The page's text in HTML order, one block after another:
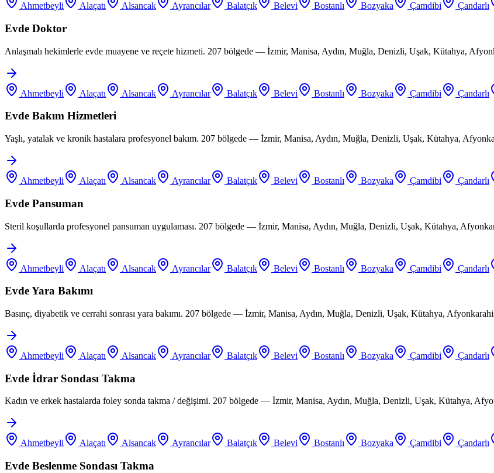
Ahmetbeyli Alaçatı Alsancak Ayrancılar Balatçık Belevi Bostanlı Bozyaka Çamdibi Çandarlı
Evde Doktor
Anlaşmalı hekimlerle evde muayene ve reçete hizmeti. 207 bölgede — İzmir, Manisa, Aydın, Muğla, Denizli, Uşak, Kütahya,
Ahmetbeyli Alaçatı Alsancak Ayrancılar Balatçık Belevi Bostanlı Bozyaka Çamdibi Çandarlı
Evde Bakım Hizmetleri
Yaşlı, yatalak ve kronik hastalara profesyonel bakım. 207 bölgede — İzmir, Manisa, Aydın, Muğla, Denizli, Uşak, Kütahya,
Ahmetbeyli Alaçatı Alsancak Ayrancılar Balatçık Belevi Bostanlı Bozyaka Çamdibi Çandarlı
Evde Pansuman
Steril koşullarda profesyonel pansuman uygulaması. 207 bölgede — İzmir, Manisa, Aydın, Muğla, Denizli, Uşak, Kütahya,
Ahmetbeyli Alaçatı Alsancak Ayrancılar Balatçık Belevi Bostanlı Bozyaka Çamdibi Çandarlı
Evde Yara Bakımı
Basınç, diyabetik ve cerrahi sonrası yara bakımı. 207 bölgede — İzmir, Manisa, Aydın, Muğla, Denizli, Uşak, Kütahya,
Ahmetbeyli Alaçatı Alsancak Ayrancılar Balatçık Belevi Bostanlı Bozyaka Çamdibi Çandarlı
Evde İdrar Sondası Takma
Kadın ve erkek hastalarda foley sonda takma / değişimi. 207 bölgede — İzmir, Manisa, Aydın, Muğla, Denizli, Uşak, Kütahya,
Ahmetbeyli Alaçatı Alsancak Ayrancılar Balatçık Belevi Bostanlı Bozyaka Çamdibi Çandarlı
Evde Beslenme Sondası Takma